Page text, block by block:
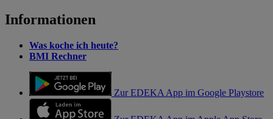
Informationen
Was koche ich heute?
BMI Rechner
Zur EDEKA App im Google Playstore